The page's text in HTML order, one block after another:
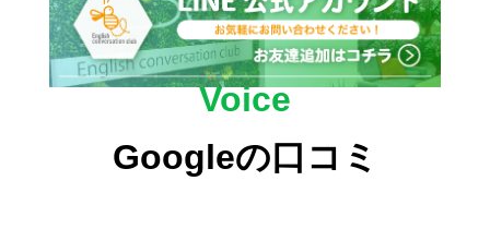
もちろん、学ぶ環境も大切。少人数制で、リラッ
クスした雰囲気の中、
「話してみたい！」と思える空間を心がけていま
英語が苦手な方でも、楽しみながら自然に上達で
きます🌿
Voice
Googleの口コミ